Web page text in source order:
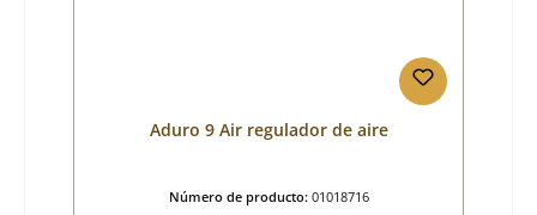
Aduro 9 Air regulador de aire
Número de producto: 01018716